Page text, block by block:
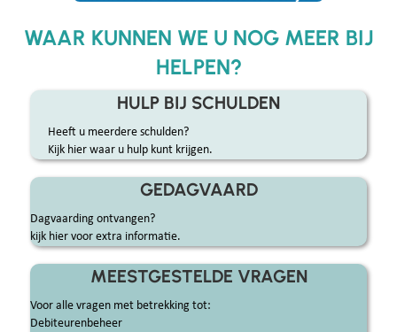
WAAR KUNNEN WE U NOG MEER BIJ
HELPEN?
HULP BIJ SCHULDEN
Heeft u meerdere schulden?
Kijk hier waar u hulp kunt krijgen.
GEDAGVAARD
Dagvaarding ontvangen?
kijk hier voor extra informatie.
MEESTGESTELDE VRAGEN
Voor alle vragen met betrekking tot:
Debiteurenbeheer